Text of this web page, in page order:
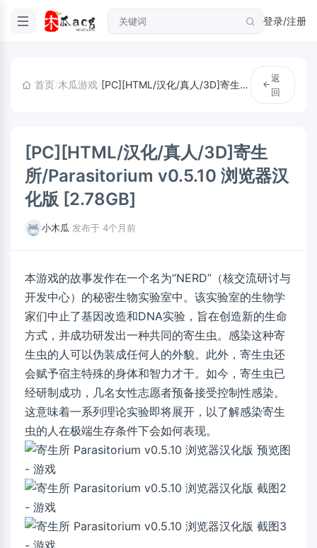
登录/注册
首页/木瓜游戏/ [PC][HTML/汉化/真人/3D]寄生所/Parasitorium v0.5.10 浏览器汉化版 [2.78GB]
返
回
[PC][HTML/汉化/真人/3D]寄生
所/Parasitorium v0.5.10 浏览器汉
化版 [2.78GB]
小木瓜 发布于 4个月前
本游戏的故事发作在一个名为“NERD”（核交流研讨与
开发中心）的秘密生物实验室中。该实验室的生物学
家们中止了基因改造和DNA实验，旨在创造新的生命
方式，并成功研发出一种共同的寄生虫。感染这种寄
生虫的人可以伪装成任何人的外貌。此外，寄生虫还
会赋予宿主特殊的身体和智力才干。如今，寄生虫已
经研制成功，几名女性志愿者预备接受控制性感染。
这意味着一系列理论实验即将展开，以了解感染寄生
虫的人在极端生存条件下会如何表现。